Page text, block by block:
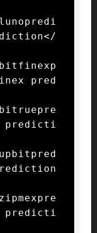
pred
predicti
predicti